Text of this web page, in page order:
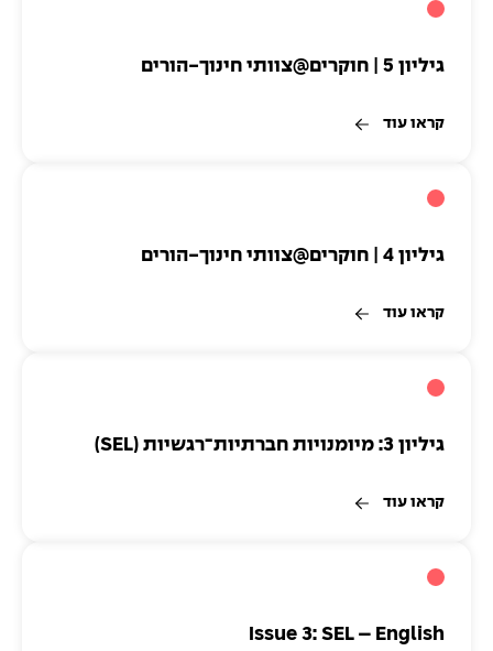
גיליון 5 | חוקרים@צוותי חינוך-הורים
קראו עוד
גיליון 4 | חוקרים@צוותי חינוך-הורים
קראו עוד
גיליון 3: מיומנויות חברתיות־רגשיות (SEL)
קראו עוד
Issue 3: SEL – English